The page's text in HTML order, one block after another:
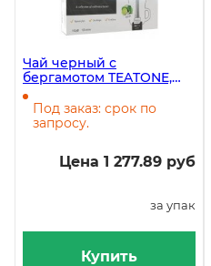
Чай черный с
бергамотом TEATONE,
100 стиков
Под заказ: срок по
запросу.
Цена 1 277.89 руб
за упак
Купить